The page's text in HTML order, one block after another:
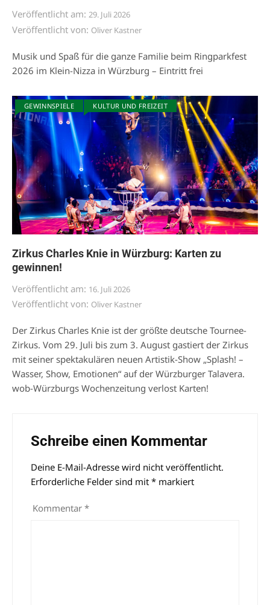
Veröffentlicht am: 29. Juli 2026
Veröffentlicht von: Oliver Kastner
Musik und Spaß für die ganze Familie beim Ringparkfest
2026 im Klein-Nizza in Würzburg – Eintritt frei
GEWINNSPIELE KULTUR UND FREIZEIT
Zirkus Charles Knie in Würzburg: Karten zu
gewinnen!
Veröffentlicht am: 16. Juli 2026
Veröffentlicht von: Oliver Kastner
Der Zirkus Charles Knie ist der größte deutsche Tournee-
Zirkus. Vom 29. Juli bis zum 3. August gastiert der Zirkus
mit seiner spektakulären neuen Artistik-Show „Splash! –
Wasser, Show, Emotionen“ auf der Würzburger Talavera.
wob-Würzburgs Wochenzeitung verlost Karten!
Schreibe einen Kommentar
Deine E-Mail-Adresse wird nicht veröffentlicht.
Erforderliche Felder sind mit * markiert
Kommentar *
Alternative: